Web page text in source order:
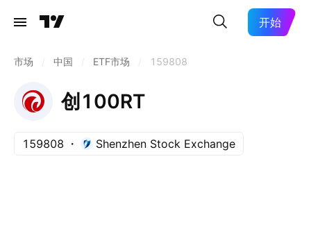
开始
市场 中国 ETF市场 159808
创100RT
159808 Shenzhen Stock Exchange